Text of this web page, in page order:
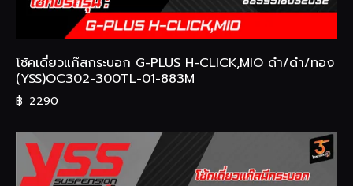
โช้คเดี่ยวแก๊สกระบอก G-PLUS H-CLICK,MIO ดำ/ดำ/ทอง
(YSS)OC302-300TL-01-883M
฿ 2290